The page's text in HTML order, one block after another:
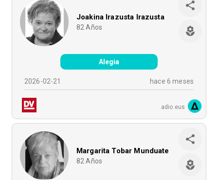
Joakina Irazusta Irazusta
82 Años
Alegia
2026-02-21 hace 6 meses
adio.eus
Margarita Tobar Munduate
82 Años